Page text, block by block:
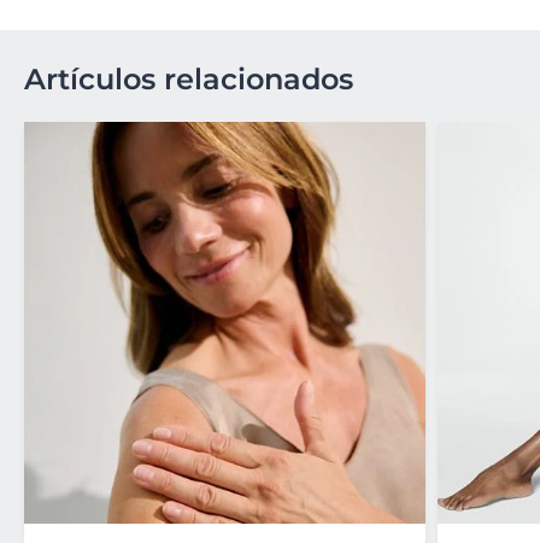
Artículos relacionados